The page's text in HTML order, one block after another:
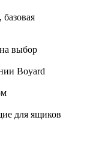
выбор
Boyard
для ящиков